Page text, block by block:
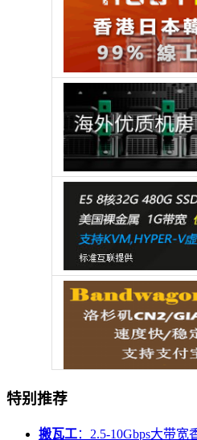
特别推荐
搬瓦工：2.5-10Gbps大带